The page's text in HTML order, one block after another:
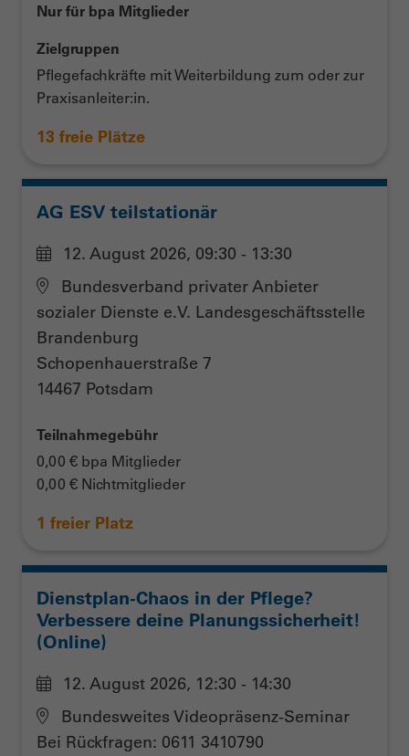
Nur für bpa Mitglieder
Zielgruppen
Pflegefachkräfte mit Weiterbildung zum oder zur
Praxisanleiter:in.
13 freie Plätze
AG ESV teilstationär
12. August 2026, 09:30 - 13:30
Bundesverband privater Anbieter
sozialer Dienste e.V. Landesgeschäftsstelle
Brandenburg
Schopenhauerstraße 7
14467 Potsdam
Teilnahmegebühr
0,00 € bpa Mitglieder
0,00 € Nichtmitglieder
1 freier Platz
Dienstplan-Chaos in der Pflege?
Verbessere deine Planungssicherheit!
(Online)
12. August 2026, 12:30 - 14:30
Bundesweites Videopräsenz-Seminar
Bei Rückfragen: 0611 3410790